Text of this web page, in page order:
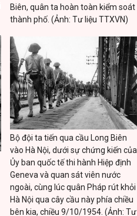
Biên, quân ta hoàn toàn kiểm soát
thành phố. (Ảnh: Tư liệu TTXVN)
Bộ đội ta tiến qua cầu Long Biên
vào Hà Nội, dưới sự chứng kiến của
Ủy ban quốc tế thi hành Hiệp định
Geneva và quan sát viên nước
ngoài, cùng lúc quân Pháp rút khỏi
Hà Nội qua cây cầu này phía chiều
bên kia, chiều 9/10/1954. (Ảnh: Tư